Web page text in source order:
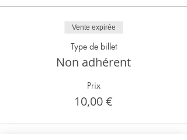
Vente expirée
Type de billet
Non adhérent
Prix
10,00 €